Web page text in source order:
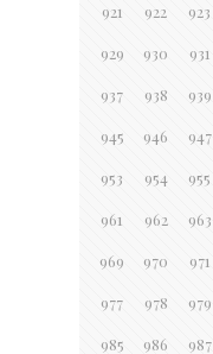
921 922 923
929 930 931
937 938 939
945 946 947
953 954 955
961 962 963
969 970 971
977 978 979
985 986 987